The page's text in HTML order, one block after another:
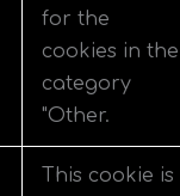
for the
cookies in the
category
"Other.
This cookie is